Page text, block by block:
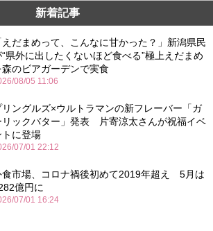
新着記事
えだまめって、こんなに甘かった？」新潟県民
“県外に出したくないほど食べる”極上えだまめ
森のビアガーデンで実食
08/05 11:06
リングルズ×ウルトラマンの新フレーバー「ガ
リックバター」発表 片寄涼太さんが祝福イベ
トに登場
07/01 22:12
食市場、コロナ禍後初めて2019年超え 5月は
億円に
07/01 16:24